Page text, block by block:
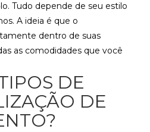
Tudo depende de seu estilo
A ideia é que o
dentro de suas
as comodidades que você
DE
DE